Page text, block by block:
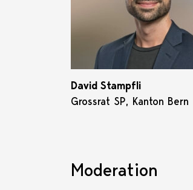
David Stampfli
Grossrat SP, Kanton Bern
Moderation